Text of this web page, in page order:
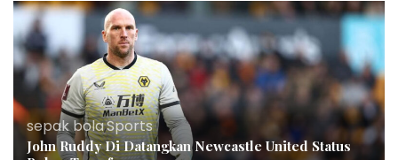
sepak bola,Sports
John Ruddy Di Datangkan Newcastle United Status